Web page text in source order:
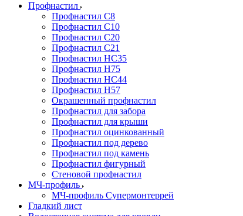
Профнастил
Профнастил С8
Профнастил С10
Профнастил С20
Профнастил С21
Профнастил НС35
Профнастил Н75
Профнастил HC44
Профнастил Н57
Окрашенный профнастил
Профнастил для забора
Профнастил для крыши
Профнастил оцинкованный
Профнастил под дерево
Профнастил под камень
Профнастил фигурный
Стеновой профнастил
МЧ-профиль
МЧ-профиль Супермонтеррей
Гладкий лист